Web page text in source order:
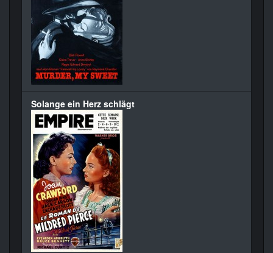
Solange ein Herz schlägt